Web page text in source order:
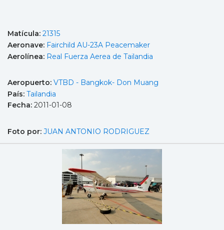
Matícula: 21315
Aeronave: Fairchild AU-23A Peacemaker
Aerolínea: Real Fuerza Aerea de Tailandia
Aeropuerto: VTBD - Bangkok- Don Muang
País: Tailandia
Fecha: 2011-01-08
Foto por: JUAN ANTONIO RODRIGUEZ